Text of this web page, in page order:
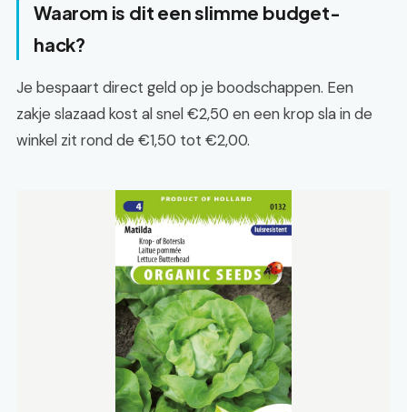
Waarom is dit een slimme budget-
hack?
Je bespaart direct geld op je boodschappen. Een
zakje slazaad kost al snel €2,50 en een krop sla in de
winkel zit rond de €1,50 tot €2,00.